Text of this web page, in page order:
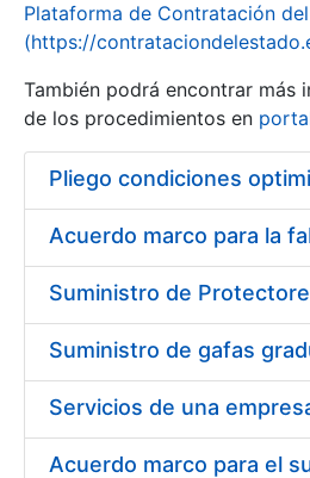
Show/Hide
Plataforma de Contratación
(https://
También podrá encontrar más
de los procedimientos en